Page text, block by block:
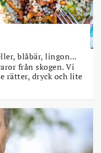
blåbär, lingon...
från skogen. Vi
rätter, dryck och lite